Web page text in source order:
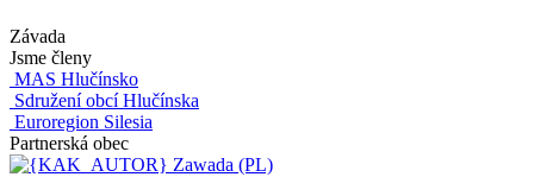
Závada
Jsme členy
MAS Hlučínsko
Sdružení obcí Hlučínska
Euroregion Silesia
Partnerská obec
Zawada (PL)